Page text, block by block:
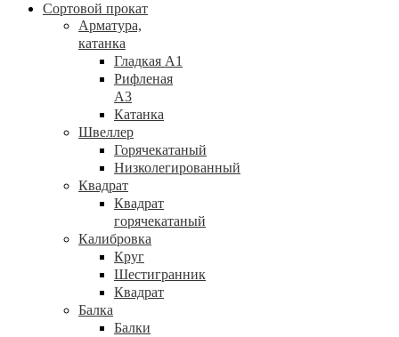
Сортовой прокат
Арматура,
катанка
Гладкая А1
Рифленая
А3
Катанка
Швеллер
Горячекатаный
Низколегированный
Квадрат
Квадрат
горячекатаный
Калибровка
Круг
Шестигранник
Квадрат
Балка
Балки